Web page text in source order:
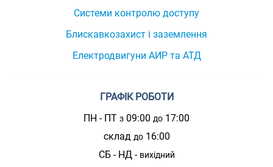
Системи контролю доступу
Блискавкозахист і заземлення
Електродвигуни АИР та АТД
ГРАФІК РОБОТИ
ПН - ПТ з 09:00 до 17:00
склад до16:00
СБ - НД - вихідний